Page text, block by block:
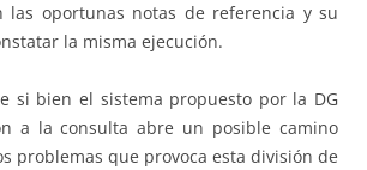
las oportunas notas de referencia y su
la misma ejecución.
si bien el sistema propuesto por la DG
a la consulta abre un posible camino
problemas que provoca esta división de